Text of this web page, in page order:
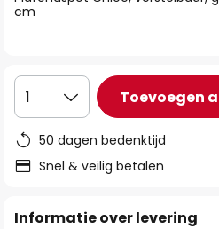
afbeeldingen-
cm
1 Toevoegen
50 dagen bedenktijd
Snel & veilig betalen
Informatie over levering